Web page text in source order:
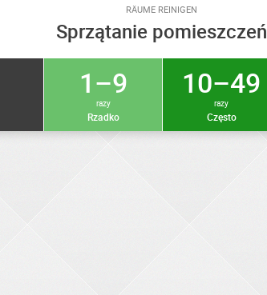
RÄUME REINIGEN
Sprzątanie pomieszczeń
1–9
razy
Rzadko
10–49
razy
Często